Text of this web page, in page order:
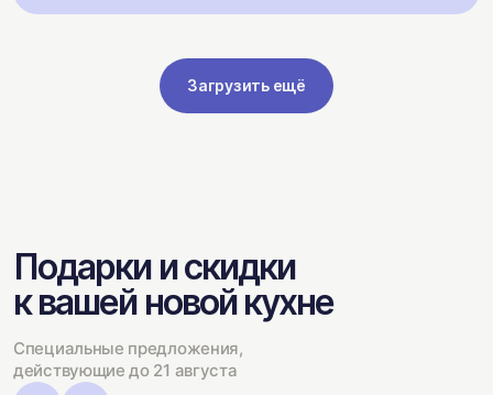
Загрузить ещё
Подарки и скидки
к вашей новой кухне
Специальные предложения,
действующие до 21 августа